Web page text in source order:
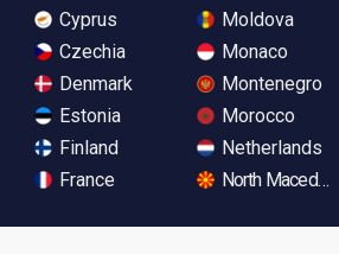
Cyprus
Czechia
Denmark
Estonia
Finland
France
Moldova
Monaco
Montenegro
Morocco
Netherlands
North Macedonia